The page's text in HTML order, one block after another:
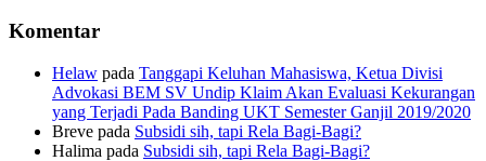
Komentar
Helaw pada Tanggapi Keluhan Mahasiswa, Ketua Divisi
Advokasi BEM SV Undip Klaim Akan Evaluasi Kekurangan
yang Terjadi Pada Banding UKT Semester Ganjil 2019/2020
Breve pada Subsidi sih, tapi Rela Bagi-Bagi?
Halima pada Subsidi sih, tapi Rela Bagi-Bagi?